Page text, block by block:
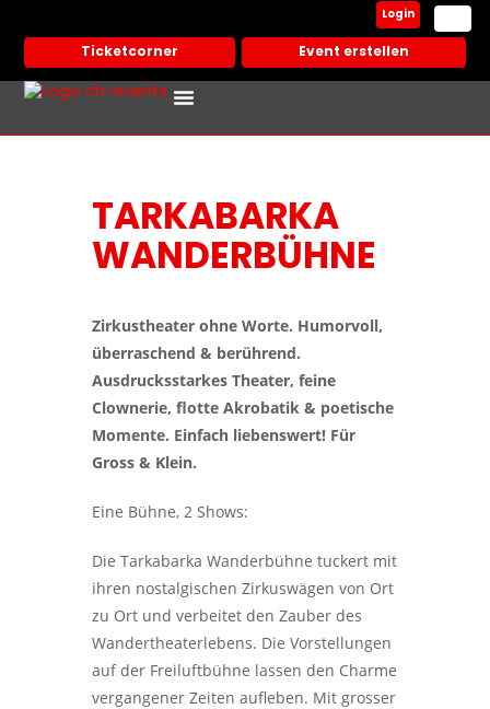
Ticketcorner Event erstellen
Login
TARKABARKA
WANDERBÜHNE
Zirkustheater ohne Worte. Humorvoll,
überraschend & berührend.
Ausdrucksstarkes Theater, feine
Clownerie, flotte Akrobatik & poetische
Momente. Einfach liebenswert! Für
Gross & Klein.
Eine Bühne, 2 Shows:
Die Tarkabarka Wanderbühne tuckert mit
ihren nostalgischen Zirkuswägen von Ort
zu Ort und verbeitet den Zauber des
Wandertheaterlebens. Die Vorstellungen
auf der Freiluftbühne lassen den Charme
vergangener Zeiten aufleben. Mit grosser